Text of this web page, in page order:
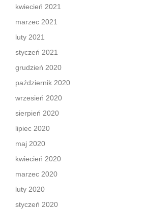
kwiecień 2021
marzec 2021
luty 2021
styczeń 2021
grudzień 2020
październik 2020
wrzesień 2020
sierpień 2020
lipiec 2020
maj 2020
kwiecień 2020
marzec 2020
luty 2020
styczeń 2020